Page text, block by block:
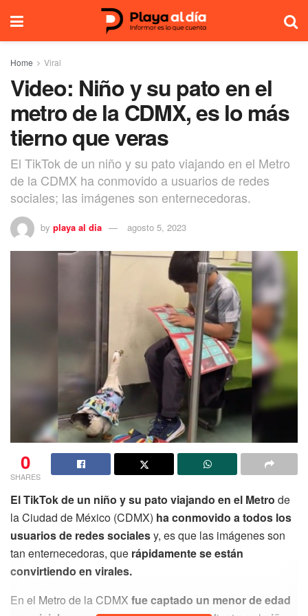
Home Viral
Video: Niño y su pato en el
metro de la CDMX, es lo más
tierno que veras
El TikTok de un niño y su pato viajando en el Metro
de la CDMX ha conmovido a usuarios de redes
sociales; las imágenes son enternecedoras.
by playa al dia agosto 5, 2023
0
SHARES
El TikTok de un niño y su pato viajando en el Metro de
la Ciudad de México (CDMX) ha conmovido a todos los
usuarios de redes socialesy, es que las imágenes son
tan enternecedoras, que rápidamente se están
convirtiendo en virales.
En el Metro de la CDMX fue captado un menor de edad